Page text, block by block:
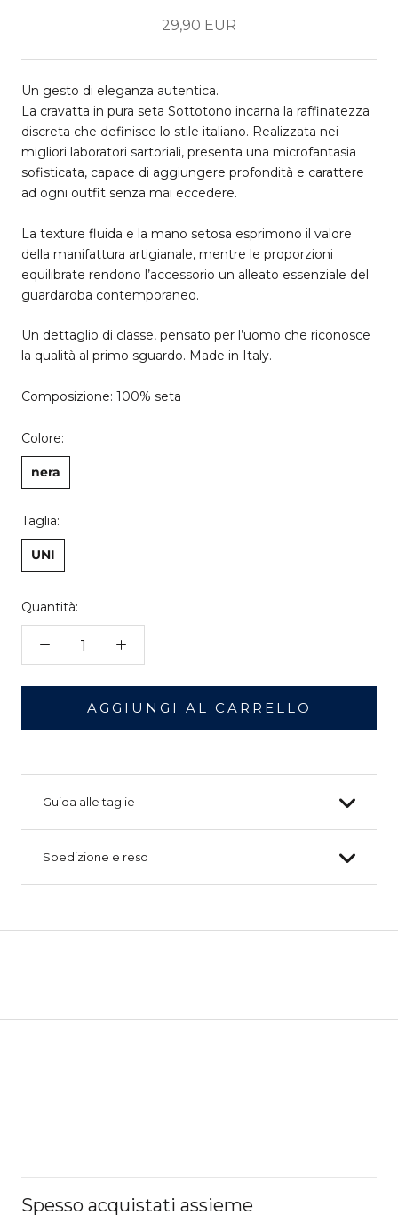
29,90 EUR
Un gesto di eleganza autentica.
La cravatta in pura seta Sottotono incarna la raffinatezza
discreta che definisce lo stile italiano. Realizzata nei
migliori laboratori sartoriali, presenta una microfantasia
sofisticata, capace di aggiungere profondità e carattere
ad ogni outfit senza mai eccedere.
La texture fluida e la mano setosa esprimono il valore
della manifattura artigianale, mentre le proporzioni
equilibrate rendono l’accessorio un alleato essenziale del
guardaroba contemporaneo.
Un dettaglio di classe, pensato per l’uomo che riconosce
la qualità al primo sguardo. Made in Italy.
Composizione: 100% seta
Colore:
nera
Taglia:
UNI
Quantità:
AGGIUNGI AL CARRELLO
Guida alle taglie
Spedizione e reso
Spesso acquistati assieme